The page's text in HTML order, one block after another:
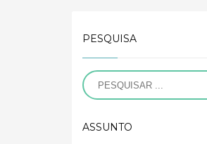
PESQUISA
ASSUNTO